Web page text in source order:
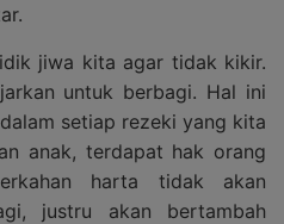
jiwa kita agar tidak kikir.
untuk berbagi. Hal ini
setiap rezeki yang kita
anak, terdapat hak orang
harta tidak akan
justru akan bertambah